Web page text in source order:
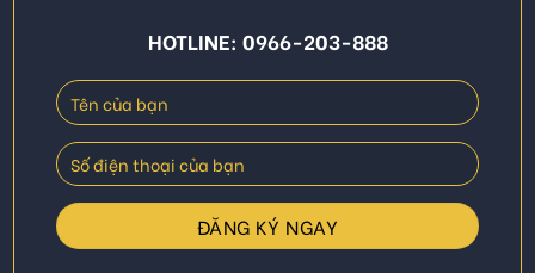
HOTLINE: 0966-203-888